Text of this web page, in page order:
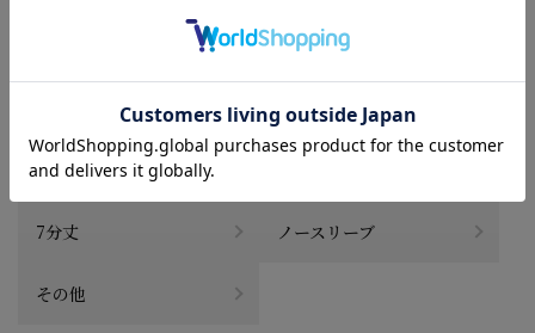
CATEGORY
商品を絞る
長袖
7分丈 ノースリーブ
その他